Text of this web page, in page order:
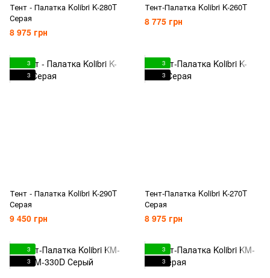
Тент - Палатка Kolibri K-280T
Серая
8 975 грн
Тент-Палатка Kolibri K-260T
8 775 грн
3
3
Тент - Палатка Kolibri K-290T
Серая
9 450 грн
3
3
Тент-Палатка Kolibri K-270T
Серая
8 975 грн
3
3
3
3